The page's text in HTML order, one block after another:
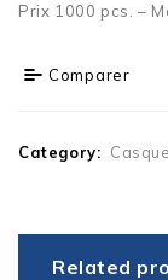
Prix 1000 pcs. –
Comparer
Category:
Related